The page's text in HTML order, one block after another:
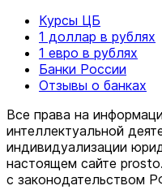
Курсы ЦБ
1 доллар в рублях
1 евро в рублях
Банки России
Отзывы о банках
Все права на
интеллектуальной
индивидуализации
настоящем сайте
c законодательством